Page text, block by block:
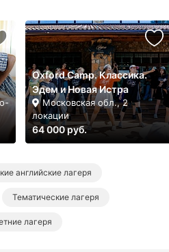
Oxford Camp. Классика.
Эдем и Новая Истра
Московская обл., 2
локации
64 000 руб.
английские лагеря
Тематические лагеря
лагеря